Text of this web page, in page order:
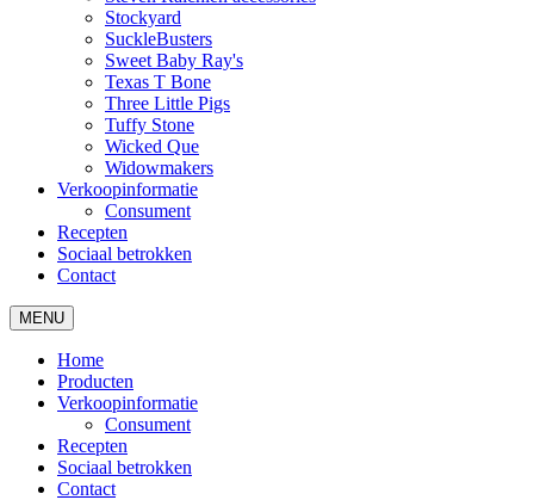
Stockyard
SuckleBusters
Sweet Baby Ray's
Texas T Bone
Three Little Pigs
Tuffy Stone
Wicked Que
Widowmakers
Verkoopinformatie
Consument
Recepten
Sociaal betrokken
Contact
MENU
Home
Producten
Verkoopinformatie
Consument
Recepten
Sociaal betrokken
Contact